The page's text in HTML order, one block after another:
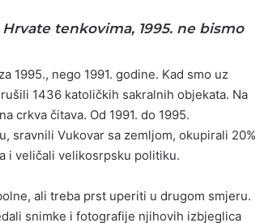
tenkovima, 1995. ne bismo
1995., nego 1991. godine. Kad smo uz
1436 katoličkih sakralnih objekata. Na
crkva čitava. Od 1991. do 1995.
sravnili Vukovar sa zemljom, okupirali 20%
i veličali velikosrpsku politiku.
ali treba prst uperiti u drugom smjeru.
snimke i fotografije njihovih izbjeglica